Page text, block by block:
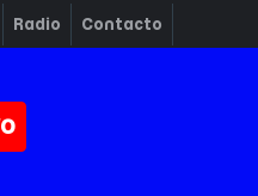
Radio Contacto